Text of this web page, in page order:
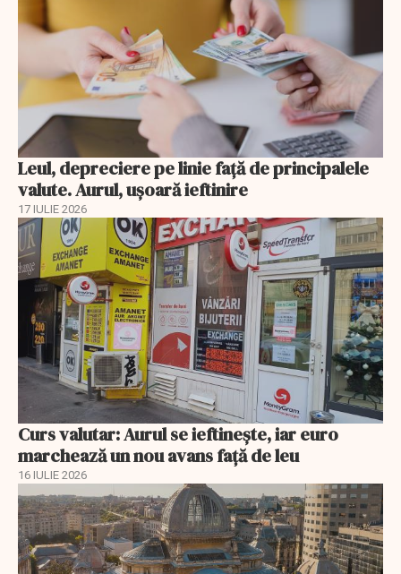
Leul, depreciere pe linie faţă de principalele
valute. Aurul, uşoară ieftinire
17 IULIE 2026
Curs valutar: Aurul se ieftinește, iar euro
marchează un nou avans faţă de leu
16 IULIE 2026